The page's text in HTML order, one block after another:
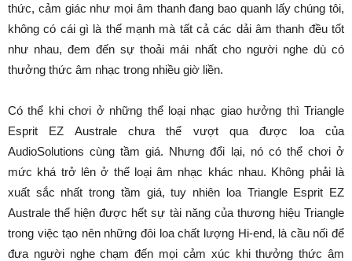
thức, cảm giác như mọi âm thanh đang bao quanh lấy chúng tôi,
không có cái gì là thế mạnh mà tất cả các dải âm thanh đều tốt
như nhau, đem đến sự thoải mái nhất cho người nghe dù có
thưởng thức âm nhạc trong nhiều giờ liền.
Có thể khi chơi ở những thể loại nhạc giao hưởng thì Triangle
Esprit EZ Australe chưa thể vượt qua được loa của
AudioSolutions cùng tầm giá. Nhưng đổi lại, nó có thể chơi ở
mức khá trở lên ở thể loại âm nhạc khác nhau. Không phải là
xuất sắc nhất trong tầm giá, tuy nhiên loa Triangle Esprit EZ
Australe thể hiện được hết sự tài năng của thương hiệu Triangle
trong việc tạo nên những đôi loa chất lượng Hi-end, là cầu nối để
đưa người nghe chạm đến mọi cảm xúc khi thưởng thức âm